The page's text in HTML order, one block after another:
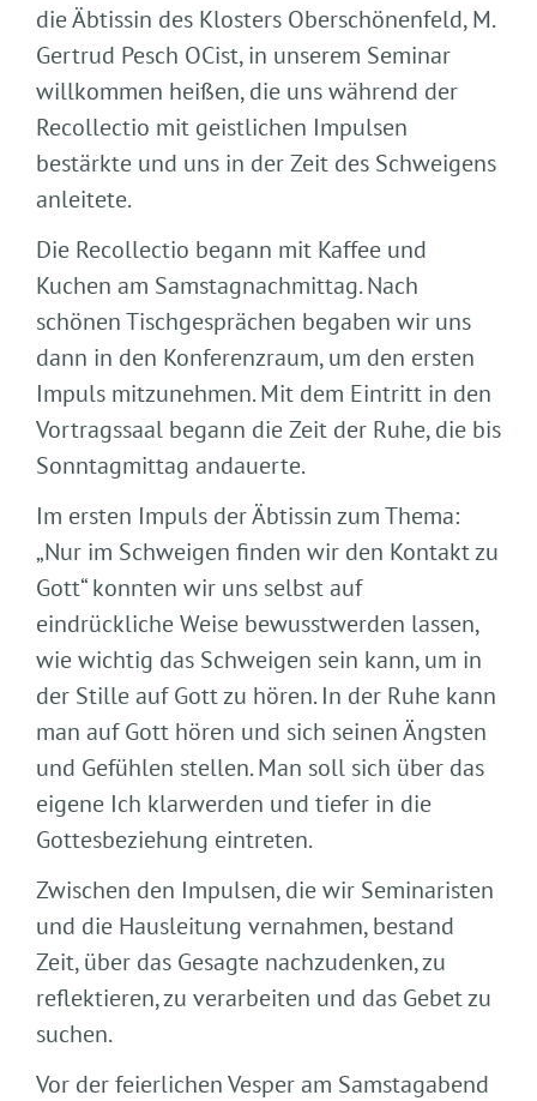
die Äbtissin des Klosters Oberschönenfeld, M.
Gertrud Pesch OCist, in unserem Seminar
willkommen heißen, die uns während der
Recollectio mit geistlichen Impulsen
bestärkte und uns in der Zeit des Schweigens
anleitete.
Die Recollectio begann mit Kaffee und
Kuchen am Samstagnachmittag. Nach
schönen Tischgesprächen begaben wir uns
dann in den Konferenzraum, um den ersten
Impuls mitzunehmen. Mit dem Eintritt in den
Vortragssaal begann die Zeit der Ruhe, die bis
Sonntagmittag andauerte.
Im ersten Impuls der Äbtissin zum Thema:
„Nur im Schweigen finden wir den Kontakt zu
Gott“ konnten wir uns selbst auf
eindrückliche Weise bewusstwerden lassen,
wie wichtig das Schweigen sein kann, um in
der Stille auf Gott zu hören. In der Ruhe kann
man auf Gott hören und sich seinen Ängsten
und Gefühlen stellen. Man soll sich über das
eigene Ich klarwerden und tiefer in die
Gottesbeziehung eintreten.
Zwischen den Impulsen, die wir Seminaristen
und die Hausleitung vernahmen, bestand
Zeit, über das Gesagte nachzudenken, zu
reflektieren, zu verarbeiten und das Gebet zu
suchen.
Vor der feierlichen Vesper am Samstagabend